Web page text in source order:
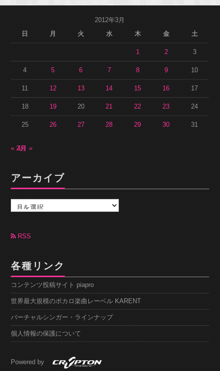
2012年3月
日
月 火 水 木 金 土
1 2 3
4 5 6 7 8 9 10
11 12 13 14 15 16 17
18 19 20 21 22 23 24
25 26 27 28 29 30 31
« 2月4月 »
アーカイブ
カ
ブRSS
各種リンク
コンテンツ投稿サイト piapro
世界最大規模のボカロ楽曲レーベル KARENT
バーチャルシンガー・ラインナップ
個人情報の保護について
Powered by